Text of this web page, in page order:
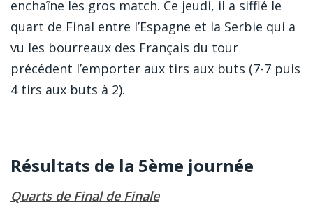
enchaîne les gros match. Ce jeudi, il a sifflé le
quart de Final entre l’Espagne et la Serbie qui a
vu les bourreaux des Français du tour
précédent l’emporter aux tirs aux buts (7-7 puis
4 tirs aux buts à 2).
Résultats de la 5ème journée
Quarts de Final de Finale